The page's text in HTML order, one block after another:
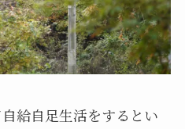
給自足生活をするとい